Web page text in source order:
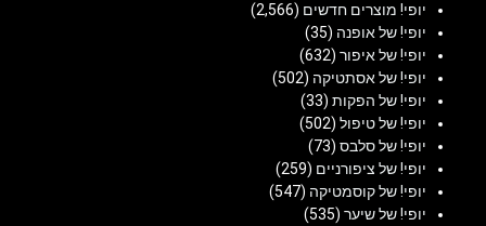
יופי! מוצרים חדשים (2,566)
יופי! של אופנה (35)
יופי! של איפור (632)
יופי! של אסתטיקה (502)
יופי! של הפקות (33)
יופי! של טיפול (502)
יופי! של סלבס (73)
יופי! של ציפורניים (259)
יופי! של קוסמטיקה (547)
יופי! של שיער (535)